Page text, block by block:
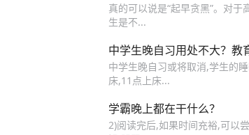
真的可以说是“起早贪黑”。对
生是不...
中学生晚自习用处不大？教
中学生晚自习或将取消,学生的
床,11点上床...
学霸晚上都在干什么？
2)阅读完后,如果时间充裕,可以